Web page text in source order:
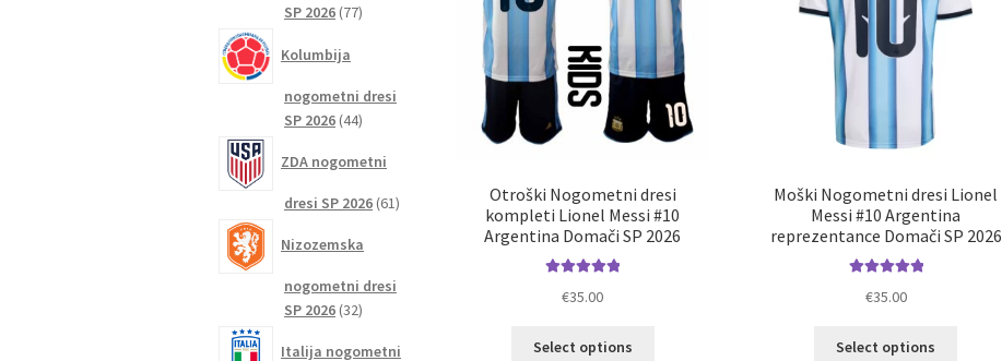
Otroški Nogometni dresi
kompleti Lionel Messi #10
Argentina Domači SP 2026
5.00od 5
€35.00
Select options
Moški Nogometni dresi Lionel
Messi #10 Argentina
reprezentance Domači SP 2026
5.00od 5
€35.00
Select options
SP 2026 7777
Kolumbija
nogometni dresi
SP 2026 4444
ZDA nogometni
dresi SP 2026 6161
Nizozemska
nogometni dresi
SP 2026 3232
Italija nogometni